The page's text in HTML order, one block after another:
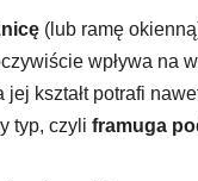
(lub ramę
wpływa na
kształt potrafi
typ, czyli framuga